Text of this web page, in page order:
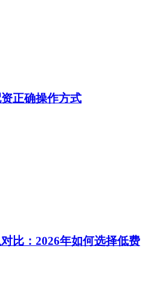
正确操作方式
比：2026年如何选择低费